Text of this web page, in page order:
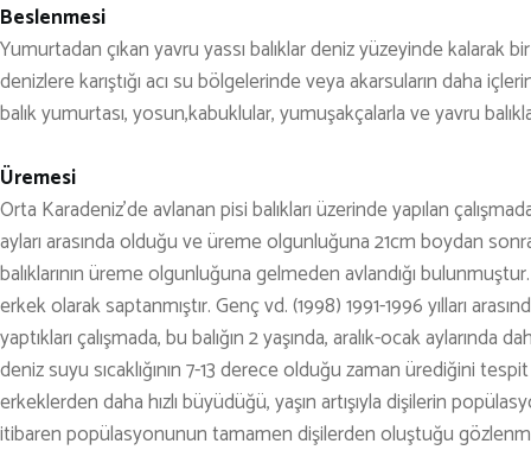
SNOWBOARD
SPOR & FİTNESS
TEKNE & YAT
TEKNOLOJİ
TENİS
TIRMANIŞ
YÜRÜYÜŞ
YÜZME
ARŞİVLER
Beslenmesi
Yumurtadan çıkan yavru yassı balıklar deniz yüzeyinde kalarak
denizlere karıştığı acı su bölgelerinde veya akarsuların daha
balık yumurtası, yosun,kabuklular, yumuşakçalarla ve yavru
Üremesi
Orta Karadeniz’de avlanan pisi balıkları üzerinde yapılan
ayları arasında olduğu ve üreme olgunluğuna 21cm boydan sonra
balıklarının üreme olgunluğuna gelmeden avlandığı
erkek olarak saptanmıştır. Genç vd. (1998) 1991-1996 yılları
yaptıkları çalışmada, bu balığın 2 yaşında, aralık-ocak
deniz suyu sıcaklığının 7-13 derece olduğu zaman ürediğini
erkeklerden daha hızlı büyüdüğü, yaşın artışıyla dişilerin
itibaren popülasyonunun tamamen dişilerden oluştuğu